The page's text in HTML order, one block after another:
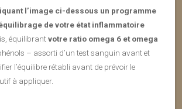
l’image ci-dessous un programme
de votre état inflammatoire
équilibrantvotre ratio omega 6 et omega
– assorti d’un test sanguin avant et
l’équilibre rétabli avant de prévoir le
à appliquer.